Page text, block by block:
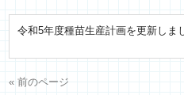
令和5年度種苗生産計画を更新しま
« 前のページ